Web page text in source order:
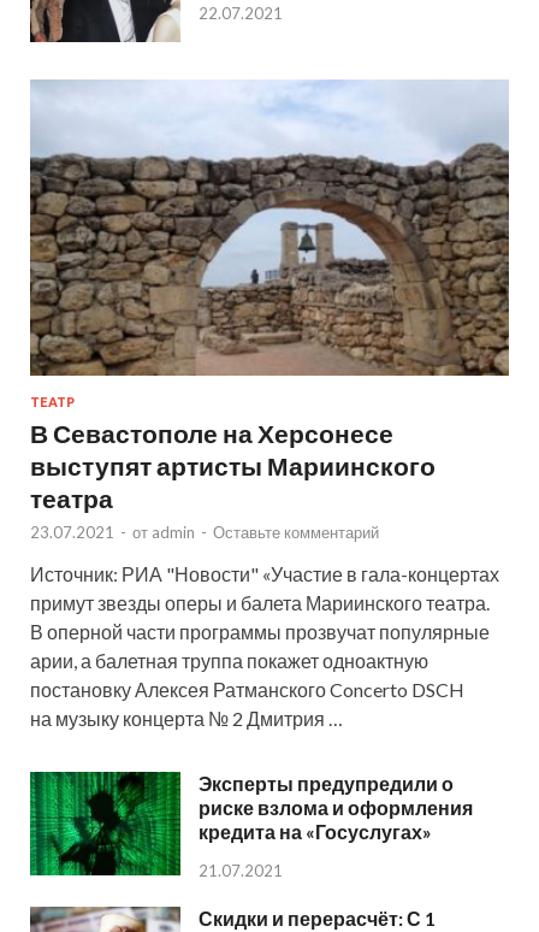
22.07.2021
ТЕАТР
В Севастополе на Херсонесе
выступят артисты Мариинского
театра
23.07.2021 - от admin - Оставьте комментарий
Источник: РИА "Новости" «Участие в гала-концертах
примут звезды оперы и балета Мариинского театра.
В оперной части программы прозвучат популярные
арии, а балетная труппа покажет одноактную
постановку Алексея Ратманского Concerto DSCH
на музыку концерта № 2 Дмитрия …
Эксперты предупредили о
риске взлома и оформления
кредита на «Госуслугах»
21.07.2021
Скидки и перерасчёт: С 1